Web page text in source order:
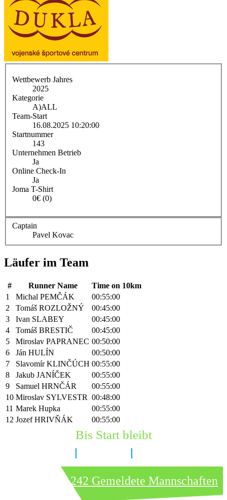
Wettbewerb Jahres
2025
Kategorie
A)ALL
Team-Start
16.08.2025 10:20:00
Startnummer
143
Unternehmen Betrieb
Ja
Online Check-In
Ja
Joma T-Shirt
0€ (0)
Captain
Pavel Kovac
Läufer im Team
# Runner Name
Time on 10km
1
Michal PEMČÁK
00:55:00
2
Tomáš ROZLOŽNÝ
00:45:00
3
Ivan SLABEY
00:45:00
4
Tomáš BRESTIČ
00:45:00
5
Miroslav PAPRANEC 00:50:00
6
Ján HULÍN
00:50:00
7
Slavomír KLINČÚCH 00:55:00
8
Jakub JANÍČEK
00:55:00
9
Samuel HRNČÁR
00:55:00
10 Miroslav SYLVESTR 00:48:00
11 Marek Hupka
00:55:00
12 Jozef HRIVŇÁK 00:55:00
Bis Start bleibt
242 Gemeldete Mannschaften